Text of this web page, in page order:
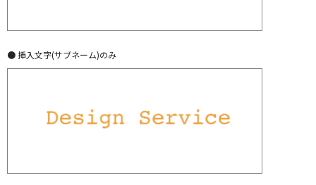
● 挿入文字(サブネーム)のみ